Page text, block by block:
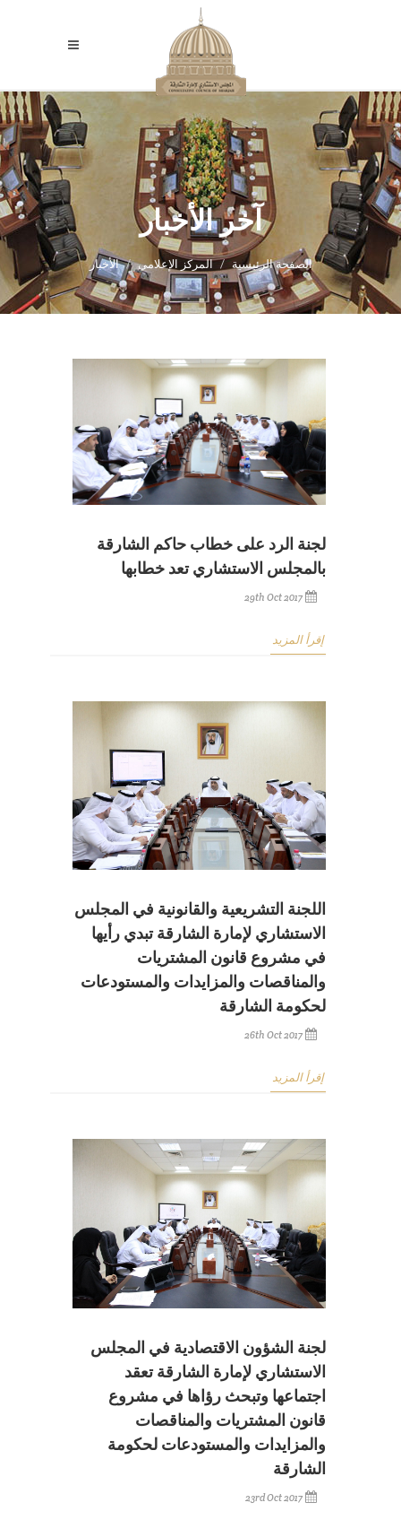
آخر الأخبار
الصفحة الرئيسية المركز الإعلامي الأخبار
لجنة الرد على خطاب حاكم الشارقة
بالمجلس الاستشاري تعد خطابها
29th Oct 2017
إقرأ المزيد
اللجنة التشريعية والقانونية في المجلس
الاستشاري لإمارة الشارقة تبدي رأيها
في مشروع قانون المشتريات
والمناقصات والمزايدات والمستودعات
لحكومة الشارقة
26th Oct 2017
إقرأ المزيد
لجنة الشؤون الاقتصادية في المجلس
الاستشاري لإمارة الشارقة تعقد
اجتماعها وتبحث رؤاها في مشروع
قانون المشتريات والمناقصات
والمزايدات والمستودعات لحكومة
الشارقة
23rd Oct 2017